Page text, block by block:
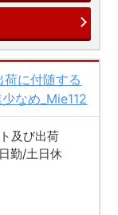
荷に付随する
なめ_Mie112
及び出荷
勤/土日休